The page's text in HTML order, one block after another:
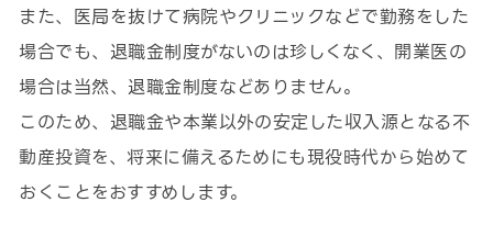
また、医局を抜けて病院やクリニックなどで勤務をした
場合でも、退職金制度がないのは珍しくなく、開業医の
場合は当然、退職金制度などありません。
このため、退職金や本業以外の安定した収入源となる不
動産投資を、将来に備えるためにも現役時代から始めて
おくことをおすすめします。